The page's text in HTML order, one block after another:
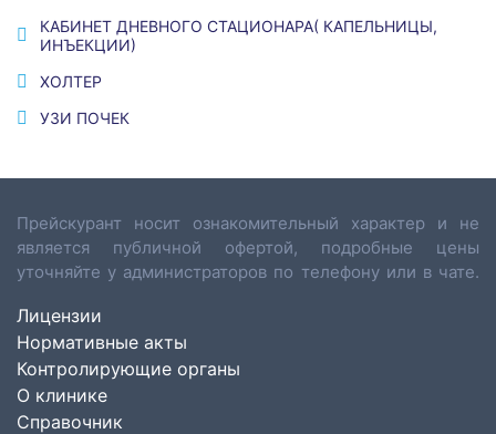
КАБИНЕТ ДНЕВНОГО СТАЦИОНАРА( КАПЕЛЬНИЦЫ,
ИНЪЕКЦИИ)
ХОЛТЕР
УЗИ ПОЧЕК
Прейскурант носит ознакомительный характер и не
является публичной офертой, подробные цены
уточняйте у администраторов по телефону или в чате.
Лицензии
Нормативные акты
Контролирующие органы
О клинике
Справочник